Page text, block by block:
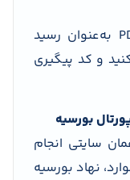
پس از ثبت‌نام آنلاین، یک فایل PDF به‌عنوان رسید
و کد پیگیری
بورسیه
سایتی انجام
نهاد بورسیه